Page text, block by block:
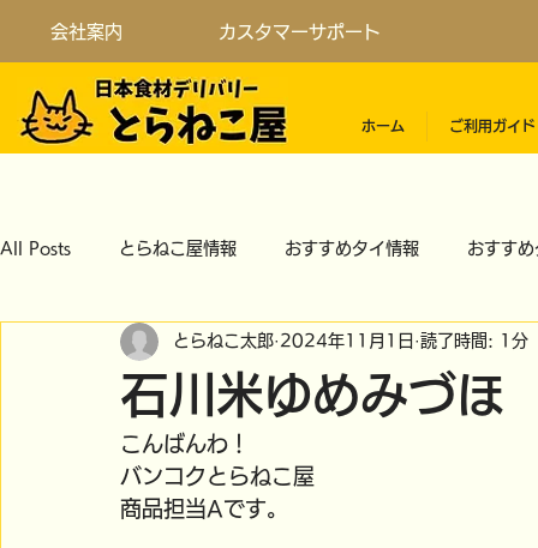
会社案内 カスタマーサポート
ホーム ご利用ガイド
All Posts とらねこ屋情報 おすすめタイ情報 おすす
石川米ゆめみづ
とらねこ太郎 2024年11月1日 読了時間: 1分
こんばんわ！
バンコクとらねこ屋
商品担当Aです。